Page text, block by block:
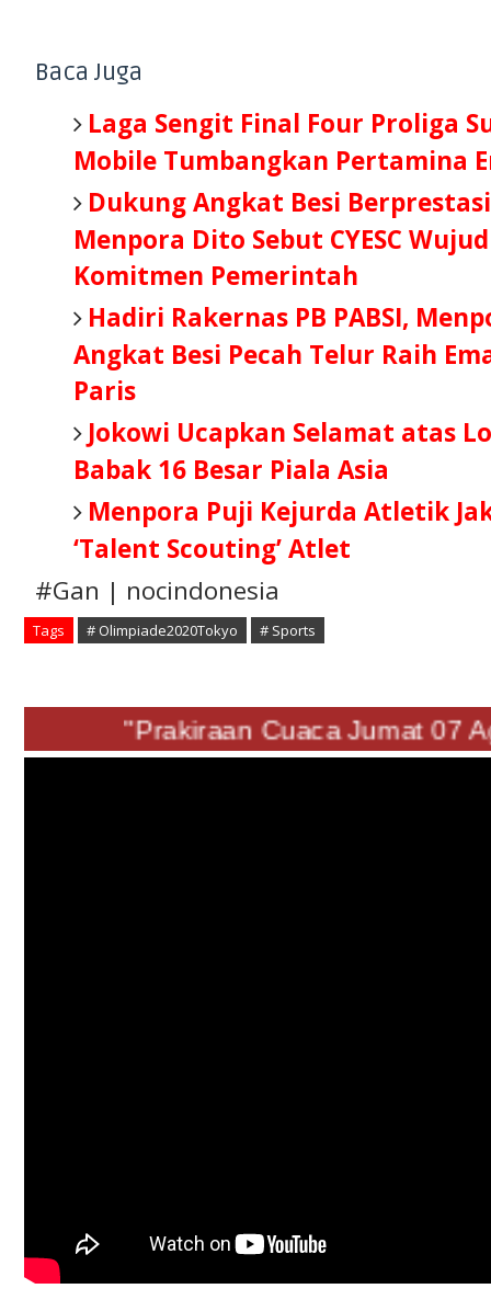
Baca Juga
Laga Sengit Final Four Proliga
Mobile Tumbangkan Pertamina
Dukung Angkat Besi
Menpora Dito Sebut CYESC
Komitmen Pemerintah
Hadiri Rakernas PB PABSI,
Angkat Besi Pecah Telur Raih
Paris
Jokowi Ucapkan Selamat atas
Babak 16 Besar Piala Asia
Menpora Puji Kejurda Atletik
‘Talent Scouting’ Atlet
#Gan | nocindonesia
Tags # Olimpiade2020Tokyo # Sports
"Prakiraan Cuaca Jumat